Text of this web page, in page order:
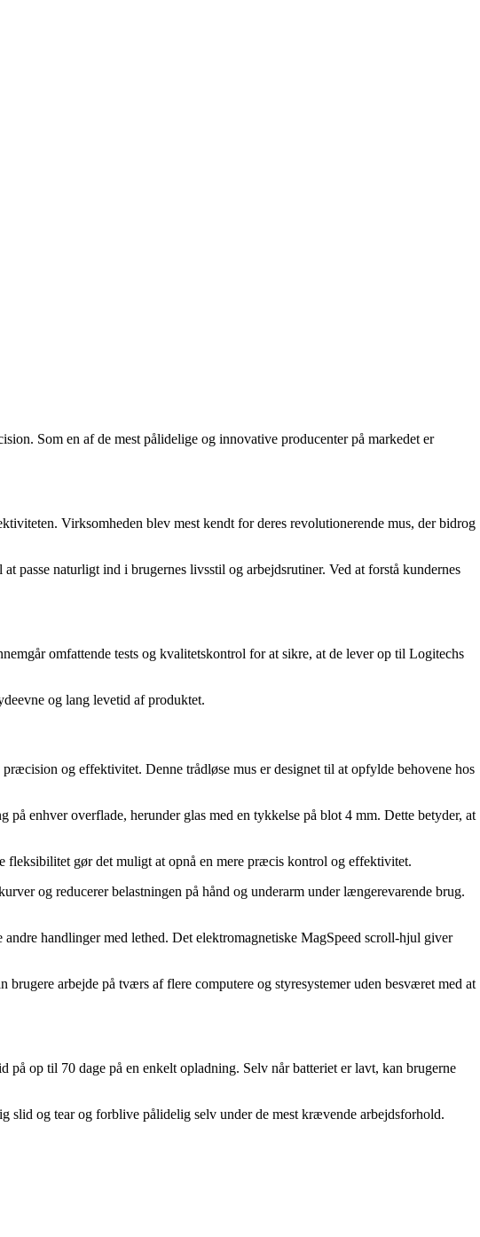
Som en af ​​de mest pålidelige og innovative producenter på markedet er
Virksomheden blev mest kendt for deres revolutionerende mus, der bidrog
passe naturligt ind i brugernes livsstil og arbejdsrutiner. Ved at forstå kundernes
omfattende tests og kvalitetskontrol for at sikre, at de lever op til Logitechs
og lang levetid af produktet.
og effektivitet. Denne trådløse mus er designet til at opfylde behovene hos
enhver overflade, herunder glas med en tykkelse på blot 4 mm. Dette betyder, at
fleksibilitet gør det muligt at opnå en mere præcis kontrol og effektivitet.
og reducerer belastningen på hånd og underarm under længerevarende brug.
handlinger med lethed. Det elektromagnetiske MagSpeed scroll-hjul giver
arbejde på tværs af flere computere og styresystemer uden besværet med at
op til 70 dage på en enkelt opladning. Selv når batteriet er lavt, kan brugerne
slid og tear og forblive pålidelig selv under de mest krævende arbejdsforhold.